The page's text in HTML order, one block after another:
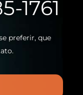
1761
preferir, que